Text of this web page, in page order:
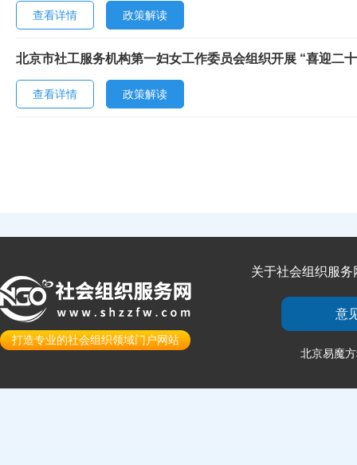
查看详情 政策解读
北京市社工服务机构第一妇女工作委员会组织开展 “喜迎二
查看详情 政策解读
打造专业的社会组织领域门户网站
关于社会组织服务
意
北京易魔